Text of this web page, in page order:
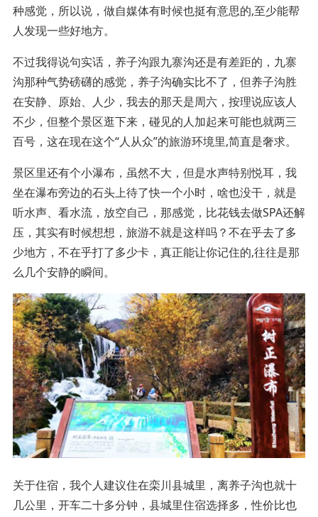
种感觉，所以说，做自媒体有时候也挺有意思的,至少能帮
人发现一些好地方。
不过我得说句实话，养子沟跟九寨沟还是有差距的，九寨
沟那种气势磅礴的感觉，养子沟确实比不了，但养子沟胜
在安静、原始、人少，我去的那天是周六，按理说应该人
不少，但整个景区逛下来，碰见的人加起来可能也就两三
百号，这在现在这个“人从众”的旅游环境里,简直是奢求。
景区里还有个小瀑布，虽然不大，但是水声特别悦耳，我
坐在瀑布旁边的石头上待了快一个小时，啥也没干，就是
听水声、看水流，放空自己，那感觉，比花钱去做SPA还解
压，其实有时候想想，旅游不就是这样吗？不在乎去了多
少地方，不在乎打了多少卡，真正能让你记住的,往往是那
么几个安静的瞬间。
关于住宿，我个人建议住在栾川县城里，离养子沟也就十
几公里，开车二十多分钟，县城里住宿选择多，性价比也